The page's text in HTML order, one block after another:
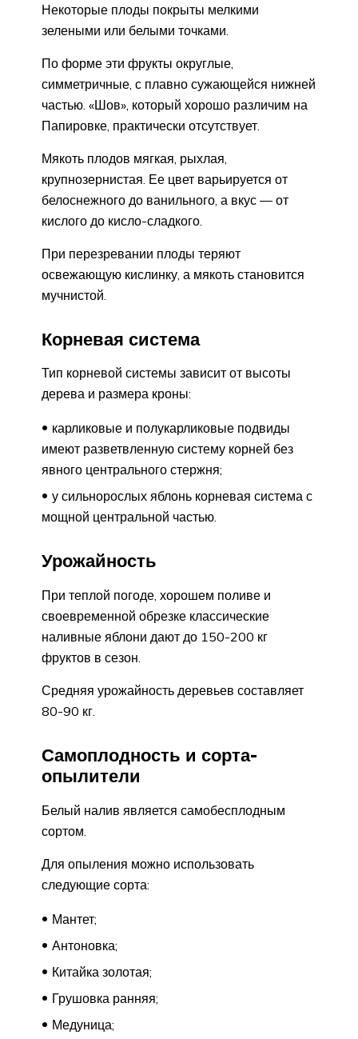
Некоторые плоды покрыты мелкими
зелеными или белыми точками.
По форме эти фрукты округлые,
симметричные, с плавно сужающейся нижней
частью. «Шов», который хорошо различим на
Папировке, практически отсутствует.
Мякоть плодов мягкая, рыхлая,
крупнозернистая. Ее цвет варьируется от
белоснежного до ванильного, а вкус — от
кислого до кисло-сладкого.
При перезревании плоды теряют
освежающую кислинку, а мякоть становится
мучнистой.
Корневая система
Тип корневой системы зависит от высоты
дерева и размера кроны:
карликовые и полукарликовые подвиды
имеют разветвленную систему корней без
явного центрального стержня;
у сильнорослых яблонь корневая система с
мощной центральной частью.
Урожайность
При теплой погоде, хорошем поливе и
своевременной обрезке классические
наливные яблони дают до 150-200 кг
фруктов в сезон.
Средняя урожайность деревьев составляет
80-90 кг.
Самоплодность и сорта-
опылители
Белый налив является самобесплодным
сортом.
Для опыления можно использовать
следующие сорта:
Мантет;
Антоновка;
Китайка золотая;
Грушовка ранняя;
Медуница;